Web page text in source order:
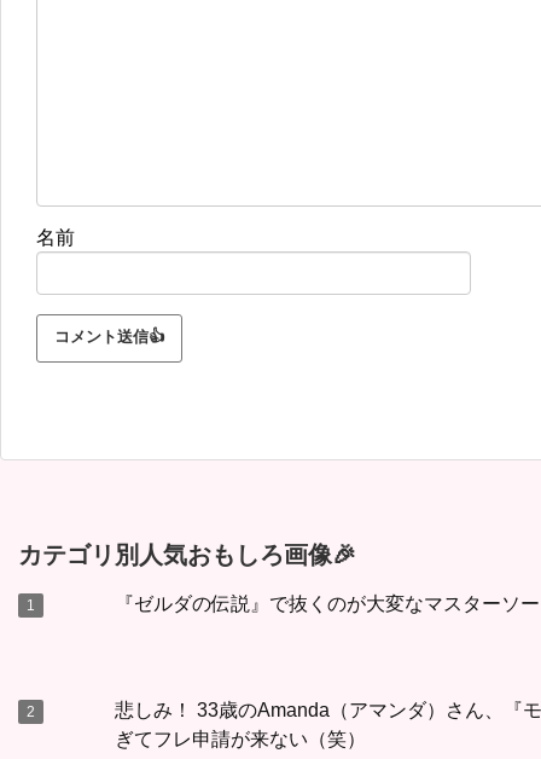
名前
カテゴリ別人気おもしろ画像🎉
『ゼルダの伝説』で抜くのが大変なマスターソ
悲しみ！ 33歳のAmanda（アマンダ）さん、『
ぎてフレ申請が来ない（笑）